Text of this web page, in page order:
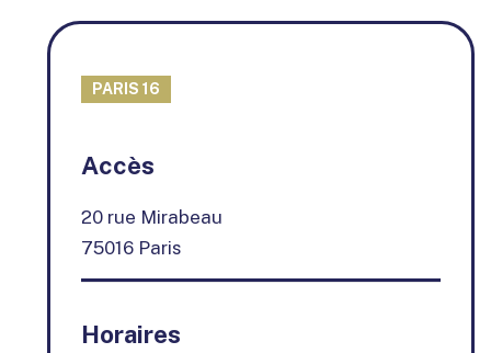
PARIS 16
−
Accès
20 rue Mirabeau
75016 Paris
Horaires